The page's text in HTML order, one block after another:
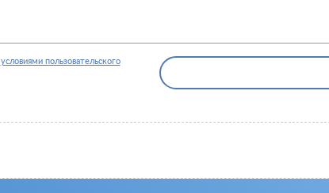
условиями пользовательского